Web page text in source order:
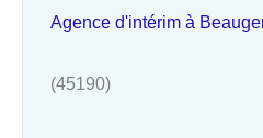
Agence d'intérim à
(45190)